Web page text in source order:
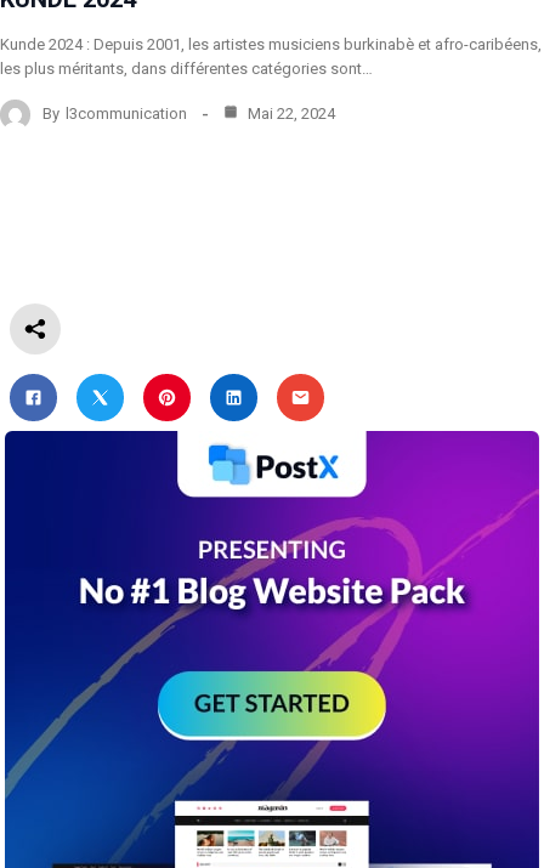
Kunde 2024 : Depuis 2001, les artistes musiciens burkinabè et afro-caribéens,
les plus méritants, dans différentes catégories sont…
By l3communication Mai 22, 2024